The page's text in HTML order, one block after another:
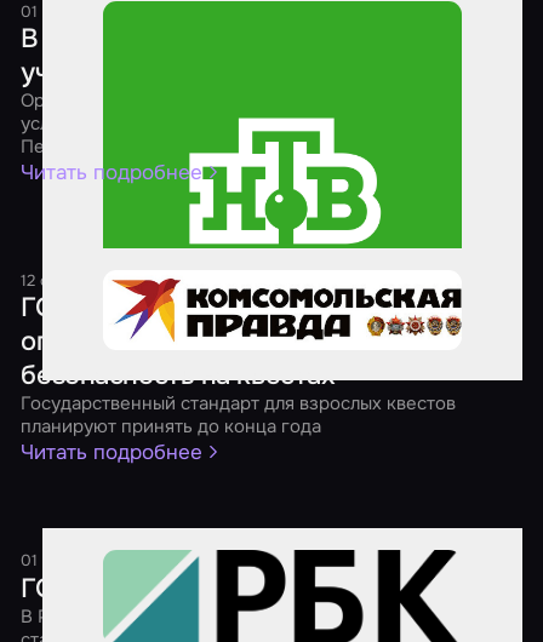
01 марта 2025
В Петербурге хотят запретить детям
участвовать в экстремальных квестах
Организаторам реалистичных ролевых игр намерены
усложнить жизнь члены Молодежного парламента
Петербурга
Читать подробнее
12 октября 20241 минута
ГОСТы, рейтинги и возрастные
ограничения: как обеспечивают
безопасность на квестах
Государственный стандарт для взрослых квестов
планируют принять до конца года
Читать подробнее
01 сентября 2024 1 минута
ГОСТ для квестов
В России началась разработка государственного